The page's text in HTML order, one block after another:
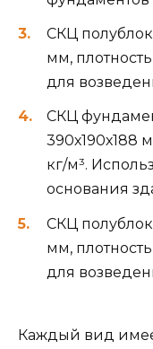
СКЦ
мм,
для
СКЦ
390х190х188
кг/м³.
основания
СКЦ
мм,
для
Каждый вид